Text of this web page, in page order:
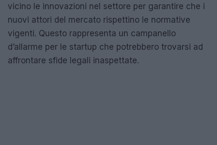
vicino le innovazioni nel settore per garantire che i
nuovi attori del mercato rispettino le normative
vigenti. Questo rappresenta un campanello
d’allarme per le startup che potrebbero trovarsi ad
affrontare sfide legali inaspettate.